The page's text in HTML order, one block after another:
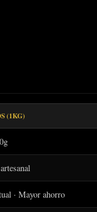
(1KG)
· Mayor ahorro